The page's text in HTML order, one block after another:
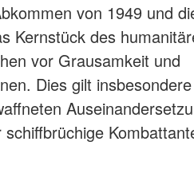
von 1949 und
Kernstück des
vor Grausamkeit und
Dies gilt